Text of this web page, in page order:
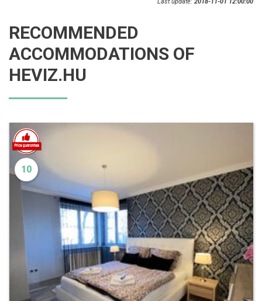
RECOMMENDED
ACCOMMODATIONS OF
HEVIZ.HU
10